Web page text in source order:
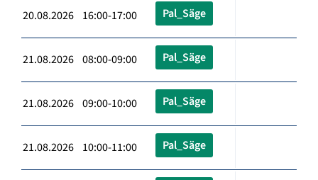
20.08.2026 16:00-17:00 Pal_Säge
21.08.2026 08:00-09:00 Pal_Säge
21.08.2026 09:00-10:00 Pal_Säge
21.08.2026 10:00-11:00 Pal_Säge